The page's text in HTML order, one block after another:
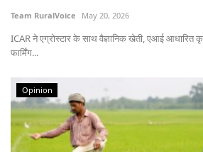
Team RuralVoice May 20, 2026
ICAR ने एग्रोस्टार के साथ वैज्ञानिक खेती, एआई आधारित
फार्मिंग...
Opinion